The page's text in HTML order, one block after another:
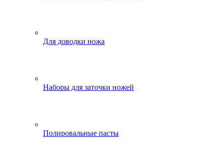
Для доводки ножа
Наборы для заточки ножей
Полировальные пасты